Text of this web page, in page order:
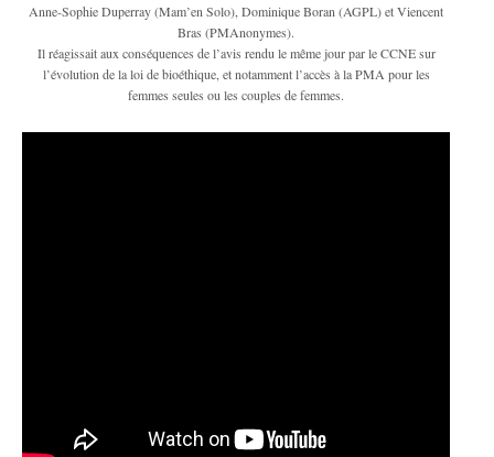
Anne-Sophie Duperray (Mam’en Solo), Dominique Boran (AGPL) et Viencent
Bras (PMAnonymes).
Il réagissait aux conséquences de l’avis rendu le même jour par le CCNE sur
l’évolution de la loi de bioéthique, et notamment l’accès à la PMA pour les
femmes seules ou les couples de femmes.